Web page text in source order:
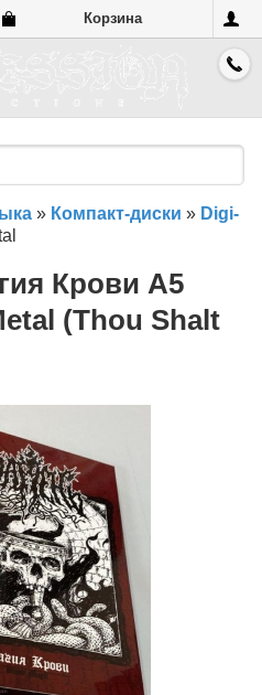
Корзина
» Компакт-диски » Digi-
Крови A5
(Thou Shalt